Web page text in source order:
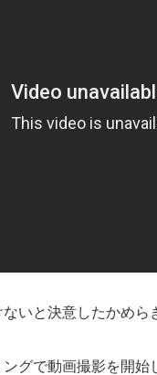
いと決意したかめら
グで動画撮影を開始